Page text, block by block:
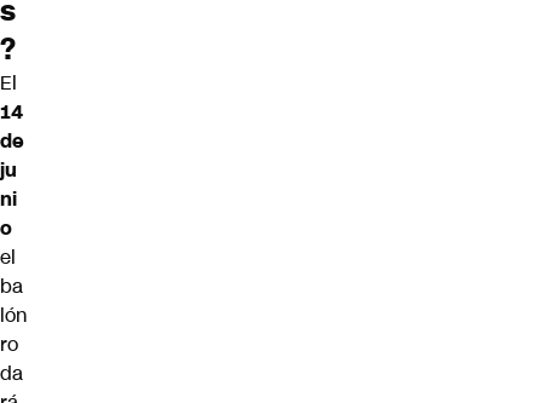
s
?
El
14
de
ju
ni
o
el
ba
lón
ro
da